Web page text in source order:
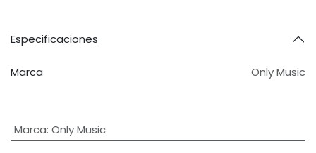
Especificaciones
Marca Only Music
Marca: Only Music